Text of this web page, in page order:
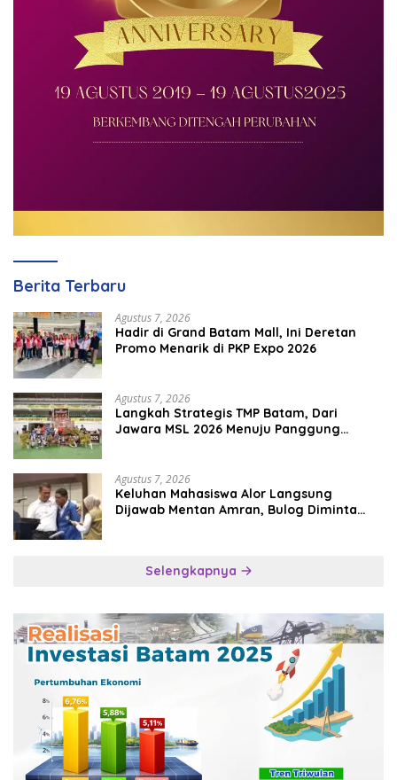
Berita Terbaru
Agustus 7, 2026
Hadir di Grand Batam Mall, Ini Deretan
Promo Menarik di PKP Expo 2026
Agustus 7, 2026
Langkah Strategis TMP Batam, Dari
Jawara MSL 2026 Menuju Panggung
Agustus 7, 2026
Keluhan Mahasiswa Alor Langsung
Dijawab Mentan Amran, Bulog Diminta
Selengkapnya